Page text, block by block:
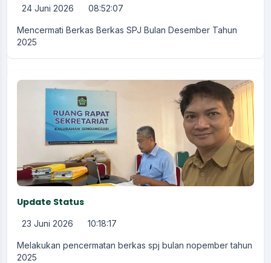
24 Juni 2026 08:52:07
Mencermati Berkas Berkas SPJ Bulan Desember Tahun
2025
Update Status
23 Juni 2026 10:18:17
Melakukan pencermatan berkas spj bulan nopember tahun
2025